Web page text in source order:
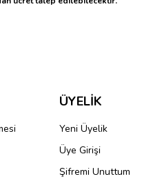
ÜYELİK
Yeni Üyelik
Üye Girişi
Şifremi Unuttum